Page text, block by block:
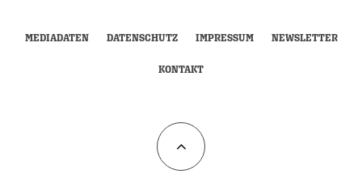
MEDIADATEN DATENSCHUTZ IMPRESSUM NEWSLETTER
KONTAKT